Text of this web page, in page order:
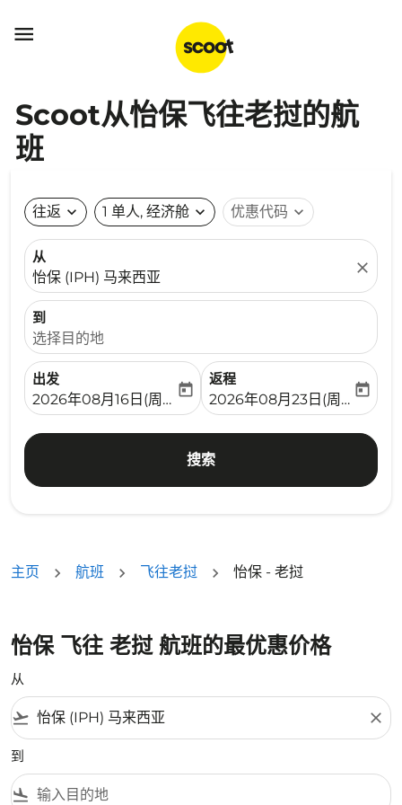

Scoot从怡保飞往老挝的航
班
往返 expand_more 1 单人, 经济舱 expand_more 优惠代码 expand_more
从
怡保 (IPH) 马来西亚
close
到
选择目的地
出发
fc-booking-departure-date-aria-label
2026年08月16日(周日)
today
返程
fc-booking-return-date-
2026年08月23日(周日)
today
搜索
主页 航班 飞往老挝 怡保 - 老挝
怡保 飞往 老挝 航班的最优惠价格
从
flight_takeoff close
到
flight_land